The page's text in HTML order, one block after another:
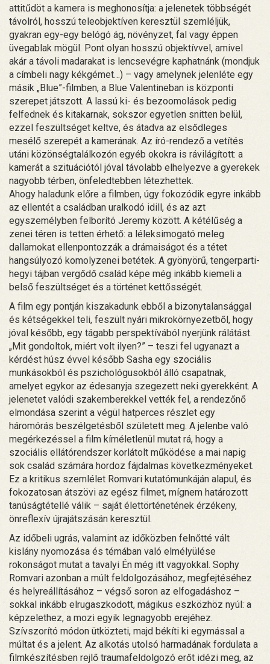
attitűdöt a kamera is meghonosítja: a jelenetek többségét
távolról, hosszú teleobjektíven keresztül szemléljük,
gyakran egy-egy belógó ág, növényzet, fal vagy éppen
üvegablak mögül. Pont olyan hosszú objektívvel, amivel
akár a távoli madarakat is lencsevégre kaphatnánk (mondjuk
a címbeli nagy kékgémet…) – vagy amelynek jelenléte egy
másik „Blue”-filmben, a Blue Valentineban is központi
szerepet játszott. A lassú ki- és bezoomolások pedig
felfednek és kitakarnak, sokszor egyetlen snitten belül,
ezzel feszültséget keltve, és átadva az elsődleges
mesélő szerepét a kamerának. Az író-rendező a vetítés
utáni közönségtalálkozón egyéb okokra is rávilágított: a
kamerát a szituációtól jóval távolabb elhelyezve a gyerekek
nagyobb térben, önfeledtebben létezhettek.
Ahogy haladunk előre a filmben, úgy fokozódik egyre inkább
az ellentét a családban uralkodó idill, és az azt
egyszemélyben felborító Jeremy között. A kétélűség a
zenei téren is tetten érhető: a léleksimogató meleg
dallamokat ellenpontozzák a drámaiságot és a tétet
hangsúlyozó komolyzenei betétek. A gyönyörű, tengerparti-
hegyi tájban vergődő család képe még inkább kiemeli a
belső feszültséget és a történet kettősségét.
A film egy pontján kiszakadunk ebből a bizonytalansággal
és kétségekkel teli, feszült nyári mikrokörnyezetből, hogy
jóval később, egy tágabb perspektívából nyerjünk rálátást.
„Mit gondoltok, miért volt ilyen?” – teszi fel ugyanazt a
kérdést húsz évvel később Sasha egy szociális
munkásokból és pszichológusokból álló csapatnak,
amelyet egykor az édesanyja szegezett neki gyerekként. A
jelenetet valódi szakemberekkel vették fel, a rendezőnő
elmondása szerint a végül hatperces részlet egy
háromórás beszélgetésből született meg. A jelenbe való
megérkezéssel a film kíméletlenül mutat rá, hogy a
szociális ellátórendszer korlátolt működése a mai napig
sok család számára hordoz fájdalmas következményeket.
Ez a kritikus szemlélet Romvari kutatómunkáján alapul, és
fokozatosan átszövi az egész filmet, mígnem határozott
tanúságtétellé válik – saját élettörténetének érzékeny,
önreflexív újrajátszásán keresztül.
Az időbeli ugrás, valamint az időközben felnőtté vált
kislány nyomozása és témában való elmélyülése
rokonságot mutat a tavalyi Én még itt vagyokkal. Sophy
Romvari azonban a múlt feldolgozásához, megfejtéséhez
és helyreállításához – végső soron az elfogadáshoz –
sokkal inkább elrugaszkodott, mágikus eszközhöz nyúl: a
képzelethez, a mozi egyik legnagyobb erejéhez.
Szívszorító módon ütközteti, majd békíti ki egymással a
múltat és a jelent. Az alkotás utolsó harmadának fordulata a
filmkészítésben rejlő traumafeldolgozó erőt idézi meg, az